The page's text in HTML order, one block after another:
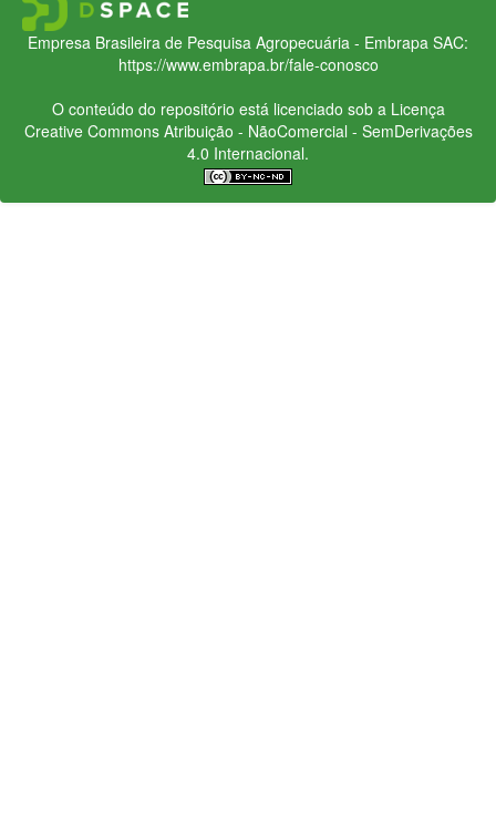
Empresa Brasileira de Pesquisa Agropecuária - Embrapa SAC:
https://www.embrapa.br/fale-conosco
O conteúdo do repositório está licenciado sob a Licença
Creative CommonsAtribuição - NãoComercial - SemDerivações
4.0 Internacional.